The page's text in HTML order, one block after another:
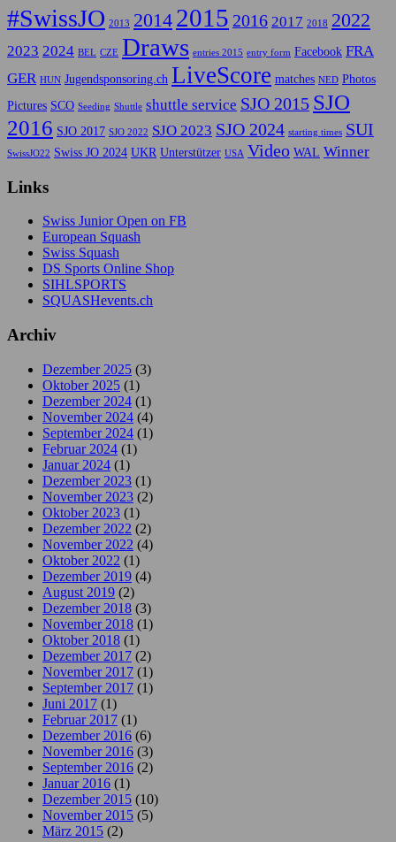
#SwissJO 2013 2014 2015 2016 2017 2018 2022
2023 2024 BEL CZE Draws entries 2015 entry form Facebook FRA
GER HUN Jugendsponsoring.ch LiveScore matches NED Photos
Pictures SCO Seeding Shuttle shuttle service SJO 2015 SJO
2016 SJO 2017 SJO 2022 SJO 2023 SJO 2024 starting times SUI
SwissJO22 Swiss JO 2024 UKR Unterstützer USA Video WAL Winner
Links
Swiss Junior Open on FB
European Squash
Swiss Squash
DS Sports Online Shop
SIHLSPORTS
SQUASHevents.ch
Archiv
Dezember 2025 (3)
Oktober 2025 (1)
Dezember 2024 (1)
November 2024 (4)
September 2024 (1)
Februar 2024 (1)
Januar 2024 (1)
Dezember 2023 (1)
November 2023 (2)
Oktober 2023 (1)
Dezember 2022 (2)
November 2022 (4)
Oktober 2022 (1)
Dezember 2019 (4)
August 2019 (2)
Dezember 2018 (3)
November 2018 (1)
Oktober 2018 (1)
Dezember 2017 (2)
November 2017 (1)
September 2017 (1)
Juni 2017 (1)
Februar 2017 (1)
Dezember 2016 (6)
November 2016 (3)
September 2016 (2)
Januar 2016 (1)
Dezember 2015 (10)
November 2015 (5)
März 2015 (2)